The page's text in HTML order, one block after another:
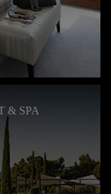
& SPA